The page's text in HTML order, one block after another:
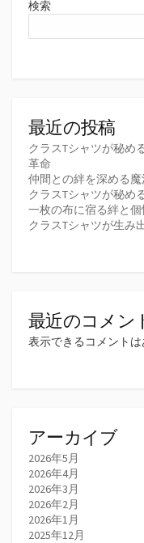
検索
最近の投稿
クラスTシャツが秘め
革命
仲間との絆を深める
クラスTシャツが秘め
一枚の布に宿る絆と
クラスTシャツが生み
最近のコメン
表示できるコメントは
アーカイブ
2026年5月
2026年4月
2026年3月
2026年2月
2026年1月
2025年12月